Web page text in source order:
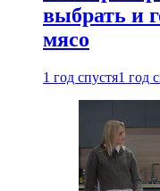
выбрать и
мясо
1 год спустя1 год